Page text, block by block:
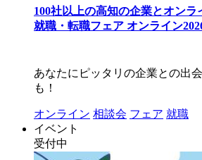
100社以上の高知の企業とオン
就職・転職フェア オンライン
あなたにピッタリの企業との出
も！
オンライン 相談会 フェア 就職
イベント
受付中